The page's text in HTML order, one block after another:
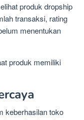
produk dropship
transaksi, rating
menentukan
produk memiliki
keberhasilan toko